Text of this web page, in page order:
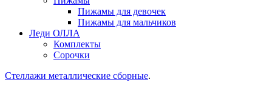
Пижамы для девочек
Пижамы для мальчиков
Леди ОЛЛА
Комплекты
Сорочки
Стеллажи металлические сборные.